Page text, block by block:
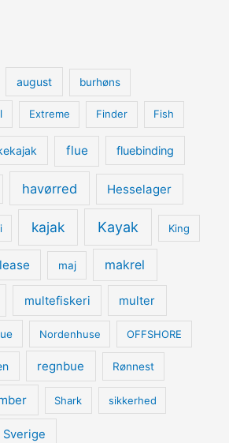
august burhøns
Extreme Finder Fish
flue fluebinding
havørred Hesselager
kajak Kayak King
lease maj makrel
multefiskeri multer
Nordenhuse OFFSHORE
regnbue Rønnest
Shark sikkerhed
Sverige